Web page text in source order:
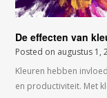
De effecten van
Posted on augustus 1,
Kleuren hebben
en productiviteit. Met